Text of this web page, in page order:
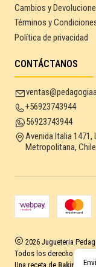
Cambios y
Términos y
Política de privacidad
CONTÁCTANOS
+56923743944
56923743944
Avenida Italia 1471,
Metropolitana, Chile
2026 Jugueteria
Todos los derechos
Una receta de Baking